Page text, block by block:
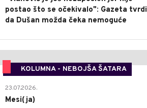
postao što se očekivalo": Gazeta tvrdi
da Dušan možda čeka nemoguće
KOLUMNA - NEBOJŠA ŠATARA
23.07.2026.
Mesi(ja)